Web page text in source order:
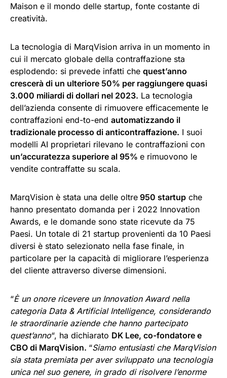
Maison e il mondo delle startup, fonte costante di
creatività.
La tecnologia di MarqVision arriva in un momento in
cui il mercato globale della contraffazione sta
esplodendo: si prevede infatti che quest’anno
crescerà di un ulteriore 50% per raggiungere quasi
3.000 miliardi di dollari nel 2023. La tecnologia
dell’azienda consente di rimuovere efficacemente le
contraffazioni end-to-end automatizzando il
tradizionale processo di anticontraffazione. I suoi
modelli AI proprietari rilevano le contraffazioni con
un’accuratezza superiore al 95% e rimuovono le
vendite contraffatte su scala.
MarqVision è stata una delle oltre 950 startup che
hanno presentato domanda per i 2022 Innovation
Awards, e le domande sono state ricevute da 75
Paesi. Un totale di 21 startup provenienti da 10 Paesi
diversi è stato selezionato nella fase finale, in
particolare per la capacità di migliorare l’esperienza
del cliente attraverso diverse dimensioni.
“È un onore ricevere un Innovation Award nella
categoria Data & Artificial Intelligence, considerando
le straordinarie aziende che hanno partecipato
quest’anno“, ha dichiarato DK Lee, co-fondatore e
CBO di MarqVision. “Siamo entusiasti che MarqVision
sia stata premiata per aver sviluppato una tecnologia
unica nel suo genere, in grado di risolvere l’enorme